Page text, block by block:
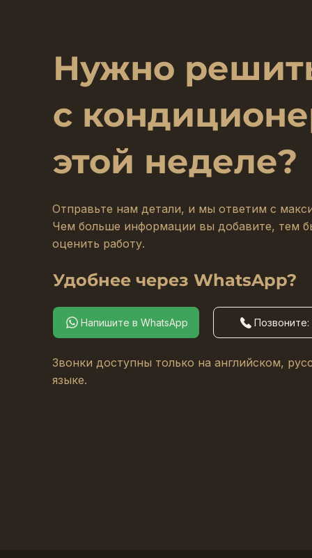
Нужно
с
этой неделе?
Отправьте нам детали, и мы ответим с
Чем больше информации вы добавите, тем
оценить работу.
Удобнее через WhatsApp?
Напишите в WhatsApp Позвоните:
Звонки доступны только на английском,
языке.